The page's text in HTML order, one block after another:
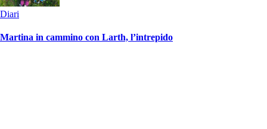
Diari
Martina in cammino con Larth, l’intrepido